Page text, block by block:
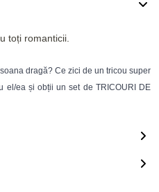
toți romanticii.
dragă? Ce zici de un tricou super
el/ea și obții un set de TRICOURI DE